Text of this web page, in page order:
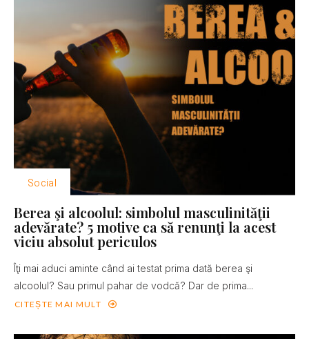
Social
Berea şi alcoolul: simbolul masculinităţii
adevărate? 5 motive ca să renunţi la acest
viciu absolut periculos
Îţi mai aduci aminte când ai testat prima dată berea şi
alcoolul? Sau primul pahar de vodcă? Dar de prima...
CITEȘTE MAI MULT